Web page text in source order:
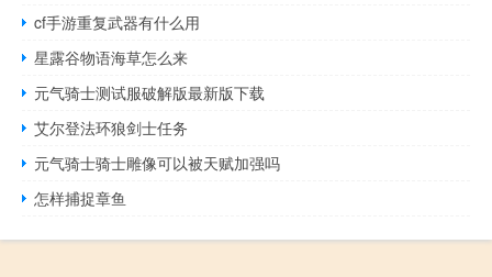
cf手游重复武器有什么用
星露谷物语海草怎么来
元气骑士测试服破解版最新版下载
艾尔登法环狼剑士任务
元气骑士骑士雕像可以被天赋加强吗
怎样捕捉章鱼